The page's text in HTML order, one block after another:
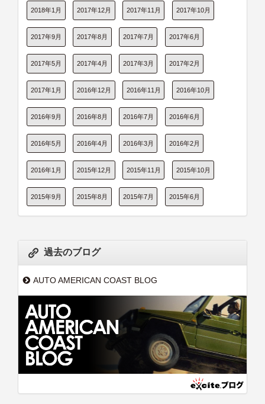
2018年1月 2017年12月 2017年11月 2017年10月
2017年9月 2017年8月 2017年7月 2017年6月
2017年5月 2017年4月 2017年3月 2017年2月
2017年1月 2016年12月 2016年11月 2016年10月
2016年9月 2016年8月 2016年7月 2016年6月
2016年5月 2016年4月 2016年3月 2016年2月
2016年1月 2015年12月 2015年11月 2015年10月
2015年9月 2015年8月 2015年7月 2015年6月
過去のブログ
AUTO AMERICAN COAST BLOG